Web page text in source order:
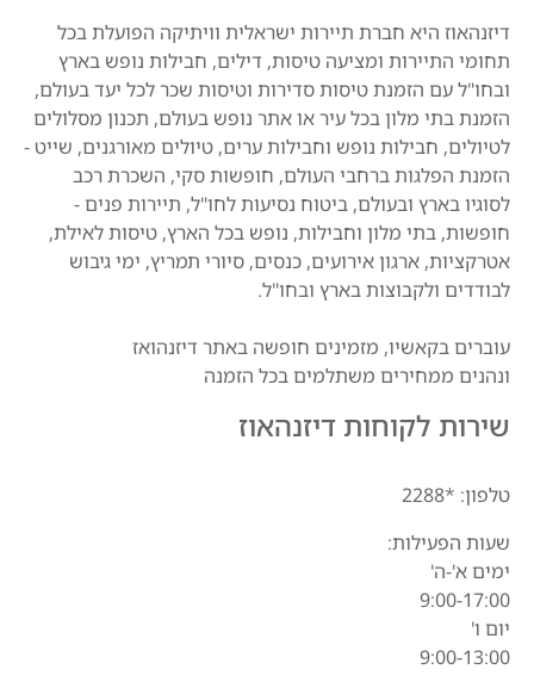
דיזנהאוז היא חברת תיירות ישראלית וויתיקה הפועלת בכל
תחומי התיירות ומציעה טיסות, דילים, חבילות נופש בארץ
ובחו"ל עם הזמנת טיסות סדירות וטיסות שכר לכל יעד בעולם,
הזמנת בתי מלון בכל עיר או אתר נופש בעולם, תכנון מסלולים
לטיולים, חבילות נופש וחבילות ערים, טיולים מאורגנים, שייט -
הזמנת הפלגות ברחבי העולם, חופשות סקי, השכרת רכב
לסוגיו בארץ ובעולם, ביטוח נסיעות לחו"ל, תיירות פנים -
חופשות, בתי מלון וחבילות, נופש בכל הארץ, טיסות לאילת,
אטרקציות, ארגון אירועים, כנסים, סיורי תמריץ, ימי גיבוש
לבודדים ולקבוצות בארץ ובחו"ל.
עוברים בקאשיו, מזמינים חופשה באתר דיזנהואז
ונהנים ממחירים משתלמים בכל הזמנה
שירות לקוחות דיזנהאוז
טלפון: *2288
שעות הפעילות:
ימים א'-ה'
9:00-17:00
יום ו'
9:00-13:00